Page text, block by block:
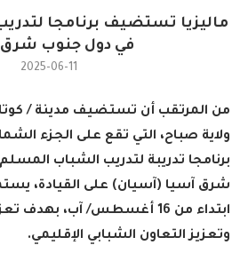
ماليزيا تستضيف برنامجا
في دول جنوب شرق
2025-06-11
من المرتقب أن تستضيف مدينة / كوتا
ولاية صباح، التي تقع على الجزء
برنامجا تدريبة لتدريب الشباب
شرق آسيا (آسيان) على القيادة،
ابتداء من 16 أغسطس/ آب، بهدف
وتعزيز التعاون الشبابي الإقليمي.